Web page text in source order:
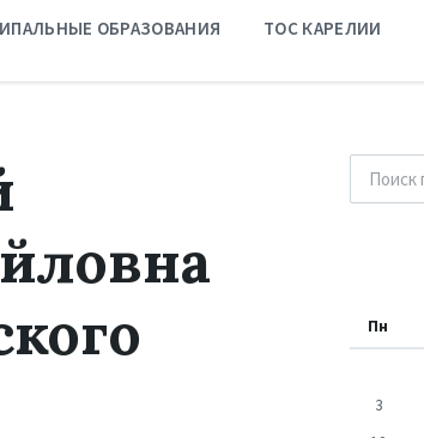
ОБРАЗОВАНИЯ ТОС КАРЕЛИИ
Пн
3